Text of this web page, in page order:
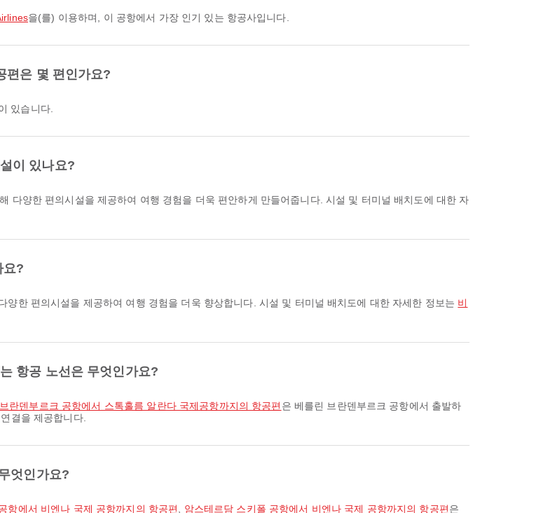
을(를) 이용하며, 이 공항에서 가장 인기 있는 항공사입니다.
편은 몇 편인가요?
있습니다.
이 있나요?
요?
양한 편의시설을 제공하여 여행 경험을 더욱 향상합니다. 시설 및 터미널 배치도에 대한 자세한 정보는 비
항공 노선은 무엇인가요?
란덴부르크 공항에서 스톡홀름 알란다 국제공항까지의 항공편 은 베를린 브란덴부르크 공항에서 출발하
결을 제공합니다.
엇인가요?
항에서 비엔나 국제 공항까지의 항공편 암스테르담 스키폴 공항에서 비엔나 국제 공항까지의 항공편은